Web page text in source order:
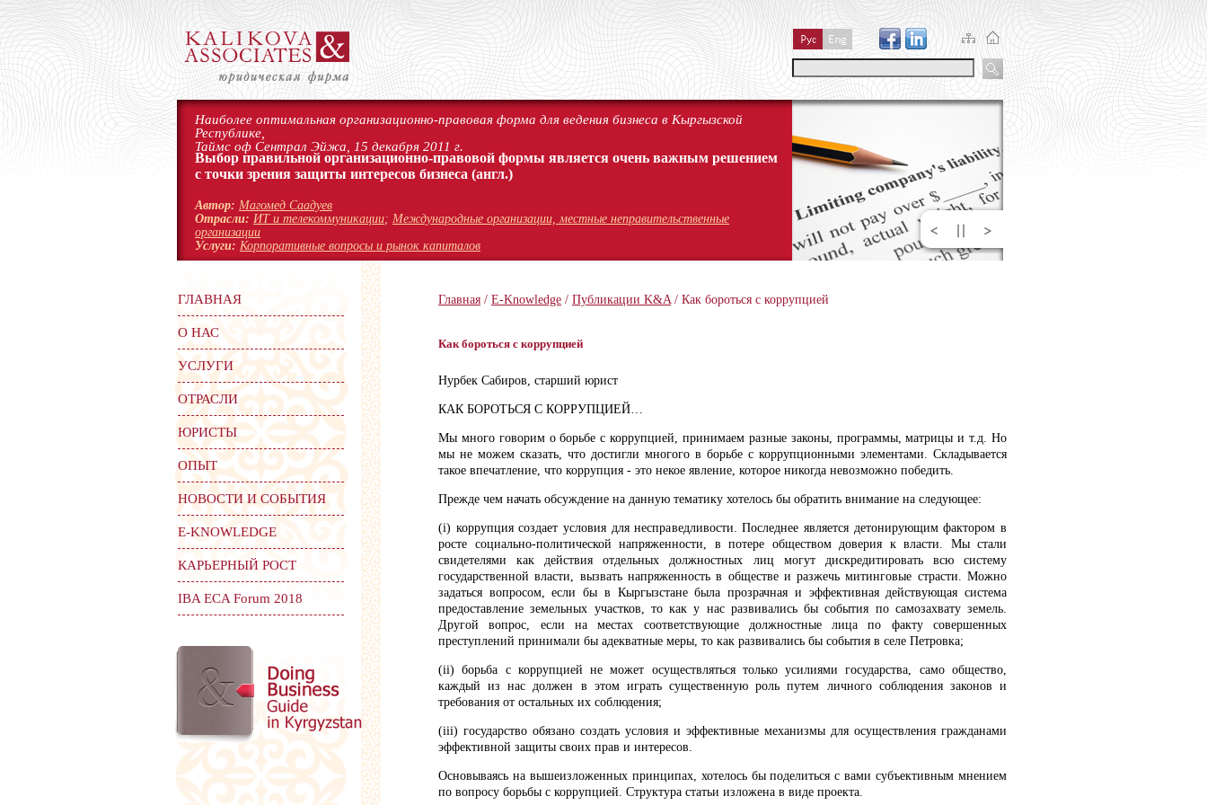
Наиболее оптимальная организационно-правовая форма для ведения бизнеса в Кыргызской
Республике,
Таймс оф Сентрал Эйжа, 15 декабря 2011 г.
Выбор правильной организационно-правовой формы является очень важным решением
с точки зрения защиты интересов бизнеса (англ.)
Автор: Магомед Саадуев
Отрасли: ИТ и телекоммуникации; Международные организации, местные неправительственные
организации
Услуги: Корпоративные вопросы и рынок капиталов
Главная / Е-Knowledge / Публикации K&A/ Как бороться с коррупцией
Как бороться с коррупцией
Нурбек Сабиров, cтарший юрист
КАК БОРОТЬСЯ С КОРРУПЦИЕЙ…
Мы много говорим о борьбе с коррупцией, принимаем разные законы, программы, матрицы и т.д. Но
мы не можем сказать, что достигли многого в борьбе с коррупционными элементами. Складывается
такое впечатление, что коррупция - это некое явление, которое никогда невозможно победить.
Прежде чем начать обсуждение на данную тематику хотелось бы обратить внимание на следующее:
(i) коррупция создает условия для несправедливости. Последнее является детонирующим фактором в
росте социально-политической напряженности, в потере обществом доверия к власти. Мы стали
свидетелями как действия отдельных должностных лиц могут дискредитировать всю систему
государственной власти, вызвать напряженность в обществе и разжечь митинговые страсти. Можно
задаться вопросом, если бы в Кыргызстане была прозрачная и эффективная действующая система
предоставление земельных участков, то как у нас развивались бы события по самозахвату земель.
Другой вопрос, если на местах соответствующие должностные лица по факту совершенных
преступлений принимали бы адекватные меры, то как развивались бы события в селе Петровка;
(ii) борьба с коррупцией не может осуществляться только усилиями государства, само общество,
каждый из нас должен в этом играть существенную роль путем личного соблюдения законов и
требования от остальных их соблюдения;
(iii) государство обязано создать условия и эффективные механизмы для осуществления гражданами
эффективной защиты своих прав и интересов.
Основываясь на вышеизложенных принципах, хотелось бы поделиться с вами субъективным мнением
по вопросу борьбы с коррупцией. Структура статьи изложена в виде проекта.
ГЛАВНАЯ
О НАС
УСЛУГИ
ОТРАСЛИ
ЮРИСТЫ
ОПЫТ
НОВОСТИ И СОБЫТИЯ
Е-KNOWLEDGE
КАРЬЕРНЫЙ РОСТ
IBA ECA Forum 2018